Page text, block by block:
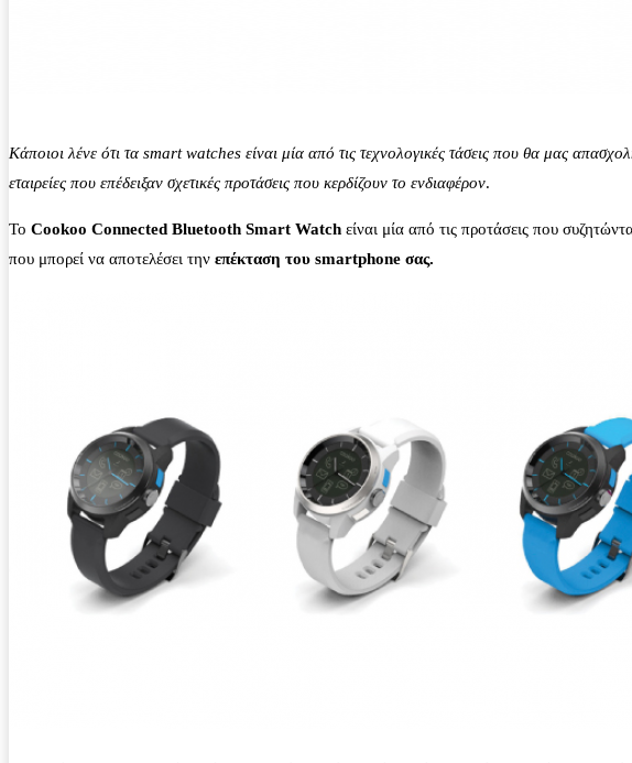
Κάποιοι λένε ότι τα smart watches είναι μία από τις τεχνολογικές τάσεις που θα μας
εταιρείες που επέδειξαν σχετικές προτάσεις που κερδίζουν το ενδιαφέρον.
Το Cookoo Connected Bluetooth Smart Watch είναι μία από τις προτάσεις που
που μπορεί να αποτελέσει την επέκταση του smartphone σας.